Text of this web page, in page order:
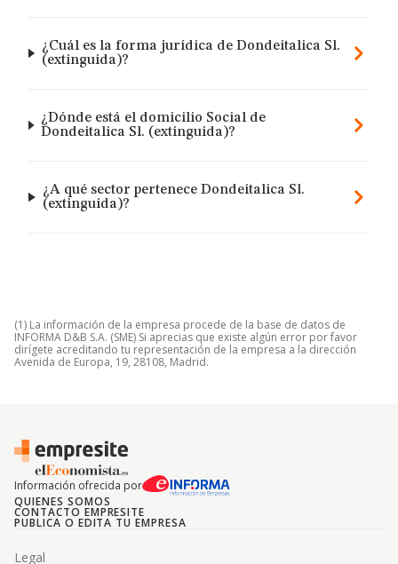
¿Cuál es la forma jurídica de Dondeitalica Sl.
(extinguida)?
¿Dónde está el domicilio Social de
Dondeitalica Sl. (extinguida)?
¿A qué sector pertenece Dondeitalica Sl.
(extinguida)?
(1) La información de la empresa procede de la base de datos de
INFORMA D&B S.A. (SME) Si aprecias que existe algún error por favor
dirígete acreditando tu representación de la empresa a la dirección
Avenida de Europa, 19, 28108, Madrid.
Información ofrecida por
QUIENES SOMOS
CONTACTO EMPRESITE
PUBLICA O EDITA TU EMPRESA
Legal